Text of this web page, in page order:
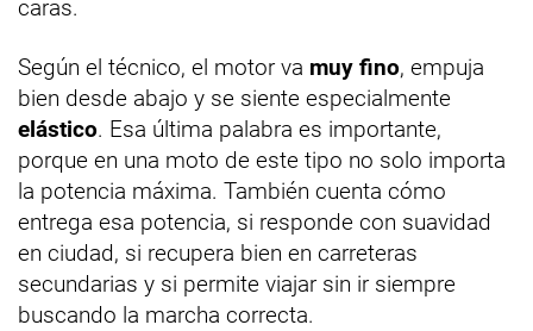
caras.
Según el técnico, el motor va muy fino, empuja
bien desde abajo y se siente especialmente
elástico. Esa última palabra es importante,
porque en una moto de este tipo no solo importa
la potencia máxima. También cuenta cómo
entrega esa potencia, si responde con suavidad
en ciudad, si recupera bien en carreteras
secundarias y si permite viajar sin ir siempre
buscando la marcha correcta.